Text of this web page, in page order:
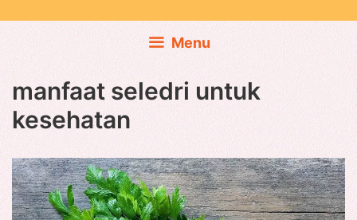
content
Menu
manfaat seledri untuk
kesehatan